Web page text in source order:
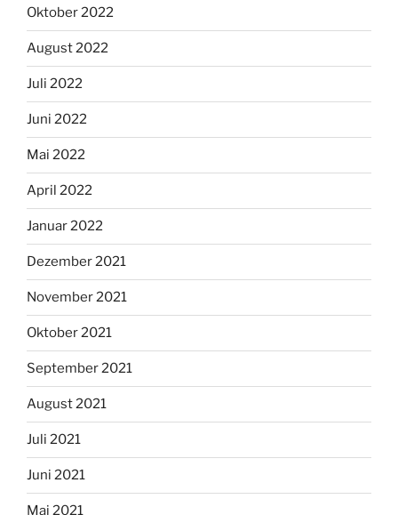
Oktober 2022
August 2022
Juli 2022
Juni 2022
Mai 2022
April 2022
Januar 2022
Dezember 2021
November 2021
Oktober 2021
September 2021
August 2021
Juli 2021
Juni 2021
Mai 2021